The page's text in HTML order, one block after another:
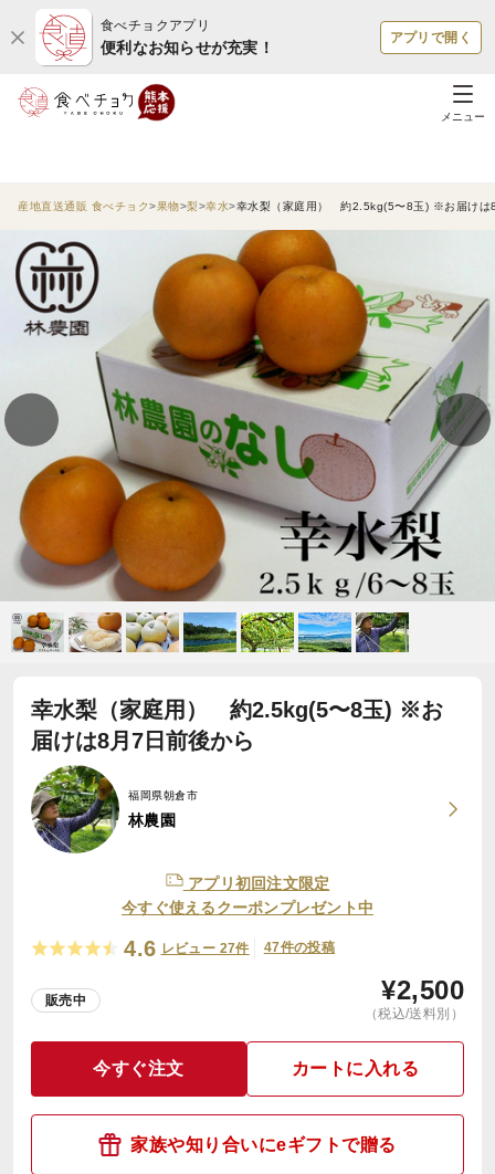
食べチョクアプリ
便利なお知らせが充実！
アプリで開く
メニュー
産地直送通販 食べチョク 果物 梨 幸水 幸水梨（家庭用） 約2.5kg(5〜8玉) ※お届けは
幸水梨（家庭用） 約2.5kg(5〜8玉) ※お
届けは8月7日前後から
福岡県朝倉市
林農園
アプリ初回注文限定
今すぐ使えるクーポンプレゼント中
4.6 レビュー 27件 47件の投稿
販売中 ¥2,500
（税込/送料別）
今すぐ注文 カートに入れる
家族や知り合いにeギフトで贈る